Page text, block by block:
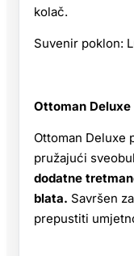
kolač.
Suvenir poklon:
Ottoman
Ottoman Deluxe
pružajući
dodatne
blata. Savršen
prepustiti